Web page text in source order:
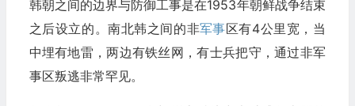
韩朝之间的边界与防御工事是在1953年朝鲜战争结束
之后设立的。南北韩之间的非军事区有4公里宽，当
中埋有地雷，两边有铁丝网，有士兵把守，通过非军
事区叛逃非常罕见。